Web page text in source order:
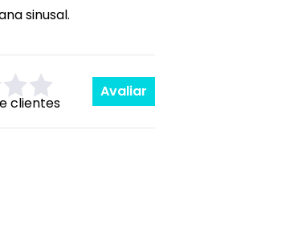
sinusal.
clientes
Avaliar